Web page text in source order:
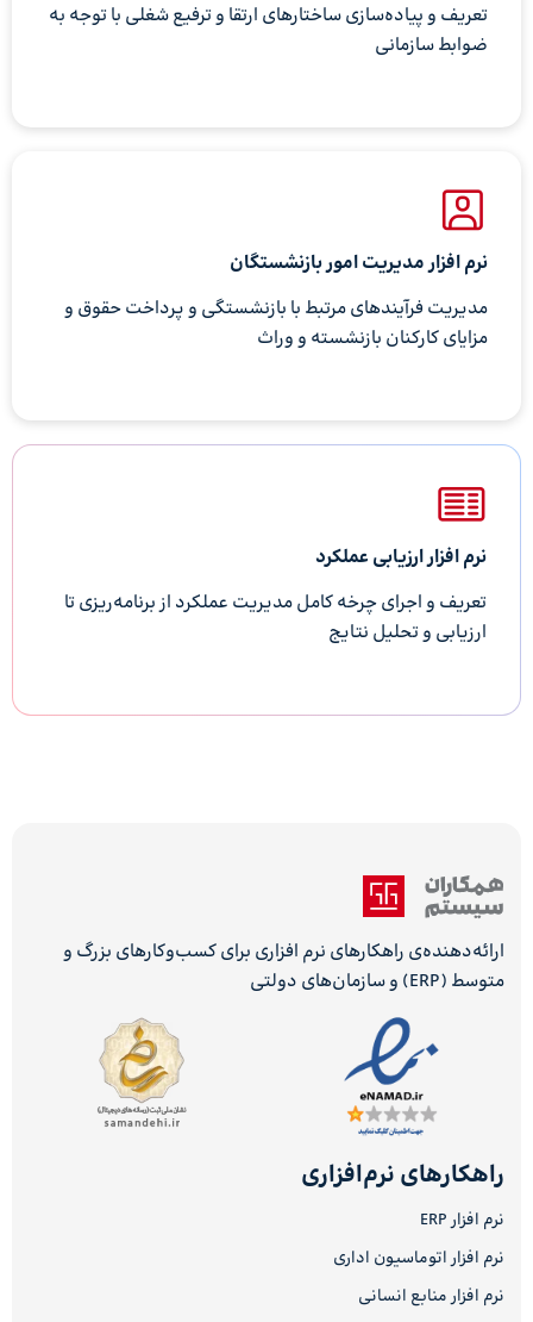
تعریف و پیاده‌سازی ساختارهای ارتقا و ترفیع شغلی با توجه به
ضوابط سازمانی
نرم افزار مدیریت امور بازنشستگان
مدیریت فرآیندهای مرتبط با بازنشستگی و پرداخت حقوق و
مزایای کارکنان بازنشسته و وراث
نرم افزار ارزیابی عملکرد
تعریف و اجرای چرخه کامل مدیریت عملکرد از برنامه‌ریزی تا
ارزیابی و تحلیل نتایج
ارائه‌دهنده‌ی راهکارهای نرم افزاری برای کسب‌وکارهای بزرگ و
متوسط (ERP) و سازمان‌های دولتی
راهکارهای نرم‌افزاری
نرم افزار ERP
نرم افزار اتوماسیون اداری
نرم افزار منابع انسانی